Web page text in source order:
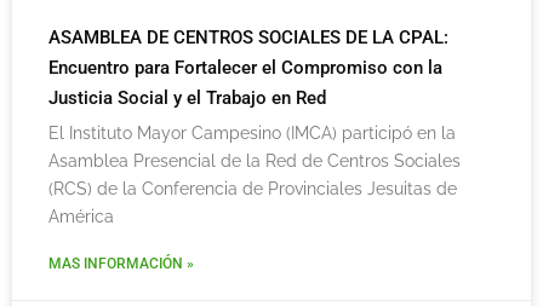
ASAMBLEA DE CENTROS SOCIALES DE LA CPAL:
Encuentro para Fortalecer el Compromiso con la
Justicia Social y el Trabajo en Red
El Instituto Mayor Campesino (IMCA) participó en la
Asamblea Presencial de la Red de Centros Sociales
(RCS) de la Conferencia de Provinciales Jesuitas de
América
MAS INFORMACIÓN »